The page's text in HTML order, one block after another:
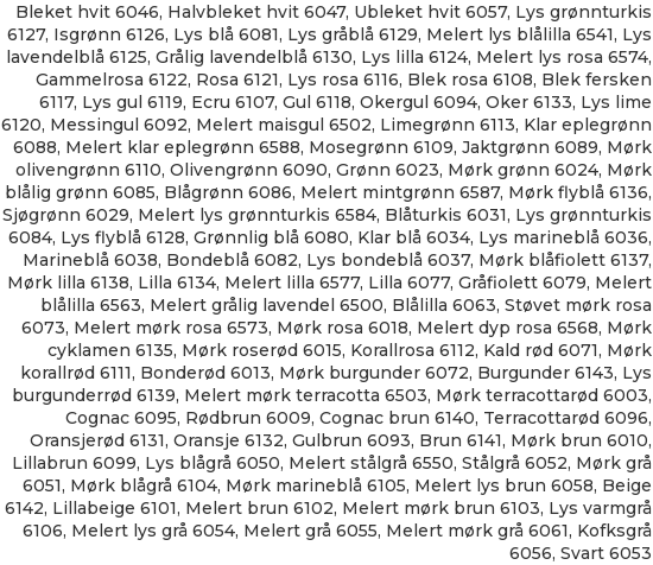
Bleket hvit 6046, Halvbleket hvit 6047, Ubleket hvit 6057, Lys grønnturkis
6127, Isgrønn 6126, Lys blå 6081, Lys gråblå 6129, Melert lys blålilla 6541, Lys
lavendelblå 6125, Grålig lavendelblå 6130, Lys lilla 6124, Melert lys rosa 6574,
Gammelrosa 6122, Rosa 6121, Lys rosa 6116, Blek rosa 6108, Blek fersken
6117, Lys gul 6119, Ecru 6107, Gul 6118, Okergul 6094, Oker 6133, Lys lime
6120, Messingul 6092, Melert maisgul 6502, Limegrønn 6113, Klar eplegrønn
6088, Melert klar eplegrønn 6588, Mosegrønn 6109, Jaktgrønn 6089, Mørk
olivengrønn 6110, Olivengrønn 6090, Grønn 6023, Mørk grønn 6024, Mørk
blålig grønn 6085, Blågrønn 6086, Melert mintgrønn 6587, Mørk flyblå 6136,
Sjøgrønn 6029, Melert lys grønnturkis 6584, Blåturkis 6031, Lys grønnturkis
6084, Lys flyblå 6128, Grønnlig blå 6080, Klar blå 6034, Lys marineblå 6036,
Marineblå 6038, Bondeblå 6082, Lys bondeblå 6037, Mørk blåfiolett 6137,
Mørk lilla 6138, Lilla 6134, Melert lilla 6577, Lilla 6077, Gråfiolett 6079, Melert
blålilla 6563, Melert grålig lavendel 6500, Blålilla 6063, Støvet mørk rosa
6073, Melert mørk rosa 6573, Mørk rosa 6018, Melert dyp rosa 6568, Mørk
cyklamen 6135, Mørk roserød 6015, Korallrosa 6112, Kald rød 6071, Mørk
korallrød 6111, Bonderød 6013, Mørk burgunder 6072, Burgunder 6143, Lys
burgunderrød 6139, Melert mørk terracotta 6503, Mørk terracottarød 6003,
Cognac 6095, Rødbrun 6009, Cognac brun 6140, Terracottarød 6096,
Oransjerød 6131, Oransje 6132, Gulbrun 6093, Brun 6141, Mørk brun 6010,
Lillabrun 6099, Lys blågrå 6050, Melert stålgrå 6550, Stålgrå 6052, Mørk grå
6051, Mørk blågrå 6104, Mørk marineblå 6105, Melert lys brun 6058, Beige
6142, Lillabeige 6101, Melert brun 6102, Melert mørk brun 6103, Lys varmgrå
6106, Melert lys grå 6054, Melert grå 6055, Melert mørk grå 6061, Kofksgrå
6056, Svart 6053